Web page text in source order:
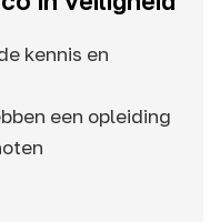
kennis en
een opleiding